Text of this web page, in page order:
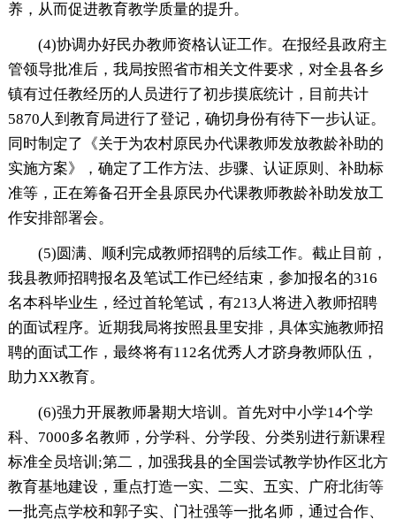
养，从而促进教育教学质量的提升。
(4)协调办好民办教师资格认证工作。在报经县政府主
管领导批准后，我局按照省市相关文件要求，对全县各乡
镇有过任教经历的人员进行了初步摸底统计，目前共计
5870人到教育局进行了登记，确切身份有待下一步认证。
同时制定了《关于为农村原民办代课教师发放教龄补助的
实施方案》，确定了工作方法、步骤、认证原则、补助标
准等，正在筹备召开全县原民办代课教师教龄补助发放工
作安排部署会。
(5)圆满、顺利完成教师招聘的后续工作。截止目前，
我县教师招聘报名及笔试工作已经结束，参加报名的316
名本科毕业生，经过首轮笔试，有213人将进入教师招聘
的面试程序。近期我局将按照县里安排，具体实施教师招
聘的面试工作，最终将有112名优秀人才跻身教师队伍，
助力XX教育。
(6)强力开展教师暑期大培训。首先对中小学14个学
科、7000多名教师，分学科、分学段、分类别进行新课程
标准全员培训;第二，加强我县的全国尝试教学协作区北方
教育基地建设，重点打造一实、二实、五实、广府北街等
一批亮点学校和郭子实、门社强等一批名师，通过合作、